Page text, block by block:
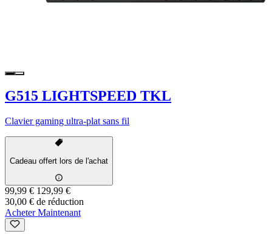
G515 LIGHTSPEED TKL
Clavier gaming ultra-plat sans fil
Cadeau offert lors de l'achat
99,99 € 129,99 €
30,00 € de réduction
Acheter Maintenant